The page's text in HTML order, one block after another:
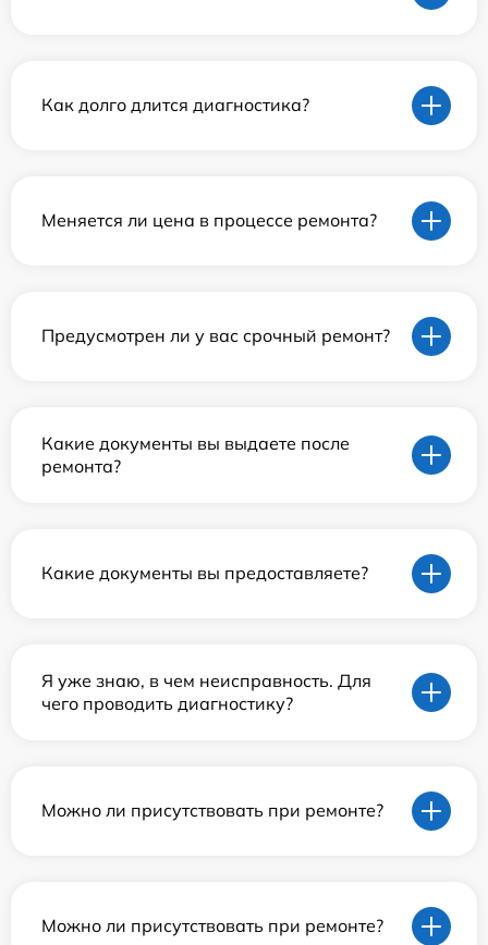
Как долго длится диагностика?
Меняется ли цена в процессе ремонта?
Предусмотрен ли у вас срочный ремонт?
Какие документы вы выдаете после
ремонта?
Какие документы вы предоставляете?
Я уже знаю, в чем неисправность. Для
чего проводить диагностику?
Можно ли присутствовать при ремонте?
Можно ли присутствовать при ремонте?